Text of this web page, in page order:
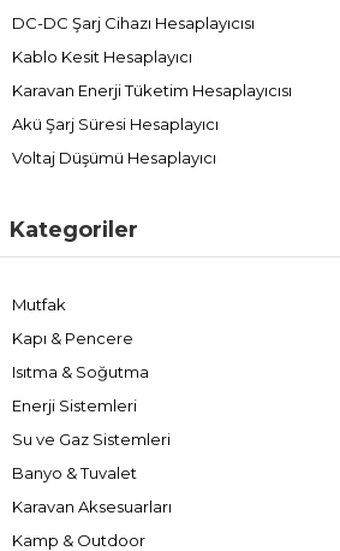
DC-DC Şarj Cihazı Hesaplayıcısı
Kablo Kesit Hesaplayıcı
Karavan Enerji Tüketim Hesaplayıcısı
Akü Şarj Süresi Hesaplayıcı
Voltaj Düşümü Hesaplayıcı
Kategoriler
Mutfak
Kapı & Pencere
Isıtma & Soğutma
Enerji Sistemleri
Su ve Gaz Sistemleri
Banyo & Tuvalet
Karavan Aksesuarları
Kamp & Outdoor